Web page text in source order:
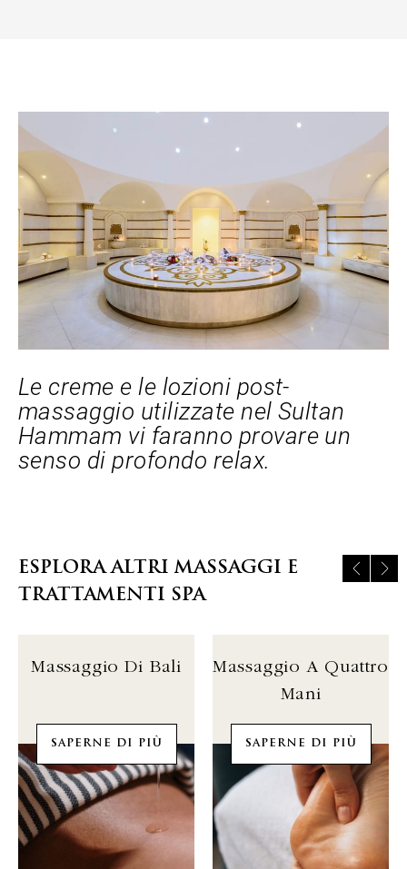
Le creme e le lozioni post-
massaggio utilizzate nel Sultan
Hammam vi faranno provare un
senso di profondo relax.
ESPLORA ALTRI MASSAGGI E
TRATTAMENTI SPA
SAPERNE DI PIÙ
Massaggio Di Bali
SAPERNE DI PIÙ
Massaggio A Quattro
Mani